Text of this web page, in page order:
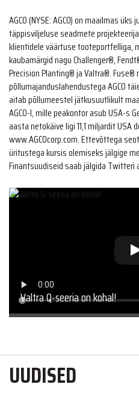
AGCO (NYSE: AGCO) on maailmas
täppisviljeluse seadmete
klientidele väärtuse tooteportfelliga,
kaubamärgid nagu Challenger®,
Precision Planting® ja Valtra®. Fuse®
põllumajanduslahendustega AGCO
aitab põllumeestel jätkusuutlikult
AGCO-l, mille peakontor asub USA-s
aasta netokäive ligi 11,1 miljardit
www.AGCOcorp.com. Ettevõttega
üritustega kursis olemiseks jälgige
Finantsuudiseid saab jälgida Twitteri
Valtra Q-seeria on kohal!
UUDISED